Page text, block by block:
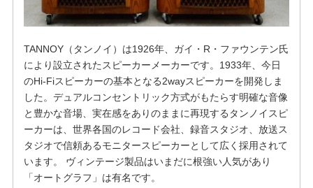
TANNOY（タンノイ）は1926年、ガイ・R・ファウンテン氏
により設立されたスピーカーメーカーです。1933年、今日
のHi-Fiスピーカーの基本となる2wayスピーカーを開発しま
した。デュアルコンセントリック方式がもたらす明確な音像
と豊かな音場、実在感をありのままに再現するタンノイスピ
ーカーは、世界各国のレコード会社、録音スタジオ、放送ス
タジオで信頼あるモニタースピーカーとして広く採用されて
います。 ヴィンテージ製品はいまだに根強い人気があり
「オートグラフ」は有名です。